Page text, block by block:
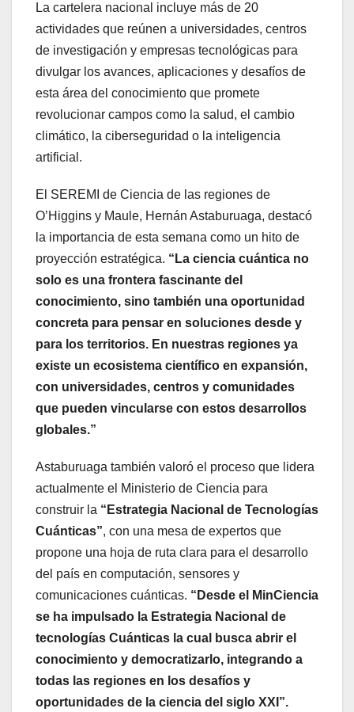
La cartelera nacional incluye más de 20
actividades que reúnen a universidades, centros
de investigación y empresas tecnológicas para
divulgar los avances, aplicaciones y desafíos de
esta área del conocimiento que promete
revolucionar campos como la salud, el cambio
climático, la ciberseguridad o la inteligencia
artificial.
El SEREMI de Ciencia de las regiones de
O’Higgins y Maule, Hernán Astaburuaga, destacó
la importancia de esta semana como un hito de
proyección estratégica. “La ciencia cuántica no
solo es una frontera fascinante del
conocimiento, sino también una oportunidad
concreta para pensar en soluciones desde y
para los territorios. En nuestras regiones ya
existe un ecosistema científico en expansión,
con universidades, centros y comunidades
que pueden vincularse con estos desarrollos
globales.”
Astaburuaga también valoró el proceso que lidera
actualmente el Ministerio de Ciencia para
construir la “Estrategia Nacional de Tecnologías
Cuánticas”, con una mesa de expertos que
propone una hoja de ruta clara para el desarrollo
del país en computación, sensores y
comunicaciones cuánticas. “Desde el MinCiencia
se ha impulsado la Estrategia Nacional de
tecnologías Cuánticas la cual busca abrir el
conocimiento y democratizarlo, integrando a
todas las regiones en los desafíos y
oportunidades de la ciencia del siglo XXI”.